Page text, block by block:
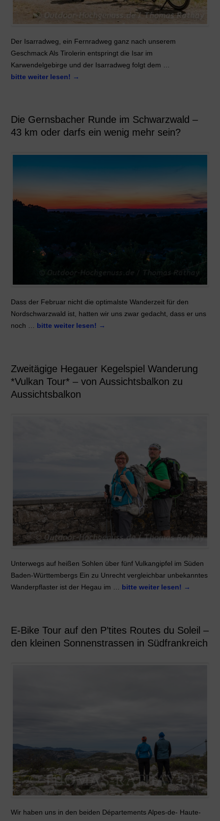
Der Isarradweg, ein Fernradweg ganz nach unserem
Geschmack Als Tirolerin entspringt die Isar im
Karwendelgebirge und der Isarradweg folgt dem …
bitte weiter lesen! →
Die Gernsbacher Runde im Schwarzwald –
43 km oder darfs ein wenig mehr sein?
Dass der Februar nicht die optimalste Wanderzeit für den
Nordschwarzwald ist, hatten wir uns zwar gedacht, dass er uns
noch … bitte weiter lesen! →
Zweitägige Hegauer Kegelspiel Wanderung
*Vulkan Tour* – von Aussichtsbalkon zu
Aussichtsbalkon
Unterwegs auf heißen Sohlen über fünf Vulkangipfel im Süden
Baden-Württembergs Ein zu Unrecht vergleichbar unbekanntes
Wanderpflaster ist der Hegau im … bitte weiter lesen! →
E-Bike Tour auf den P’tites Routes du Soleil –
den kleinen Sonnenstrassen in Südfrankreich
Wir haben uns in den beiden Départements Alpes-de- Haute-